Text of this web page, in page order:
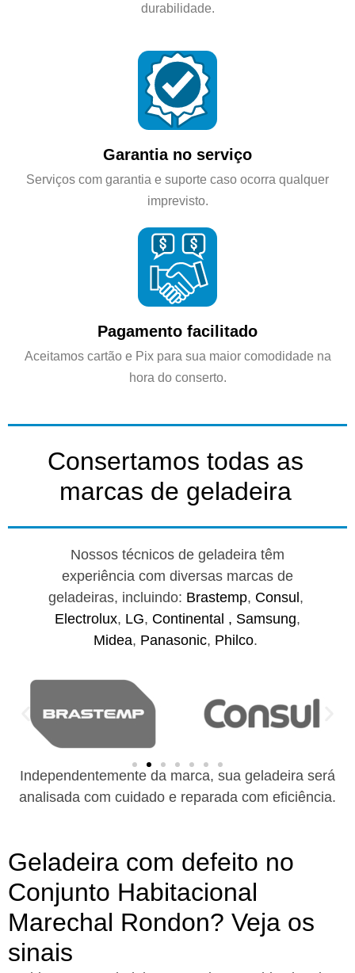
durabilidade.
Garantia no serviço
Serviços com garantia e suporte caso ocorra qualquer
imprevisto.
Pagamento facilitado
Aceitamos cartão e Pix para sua maior comodidade na
hora do conserto.
Consertamos todas as
marcas de geladeira
Nossos técnicos de geladeira têm
experiência com diversas marcas de
geladeiras, incluindo: Brastemp, Consul ,
Electrolux, LG, Continental , Samsung,
Midea, Panasonic, Philco.
Independentemente da marca, sua geladeira será
analisada com cuidado e reparada com eficiência.
Geladeira com defeito no
Conjunto Habitacional
Marechal Rondon? Veja os
sinais